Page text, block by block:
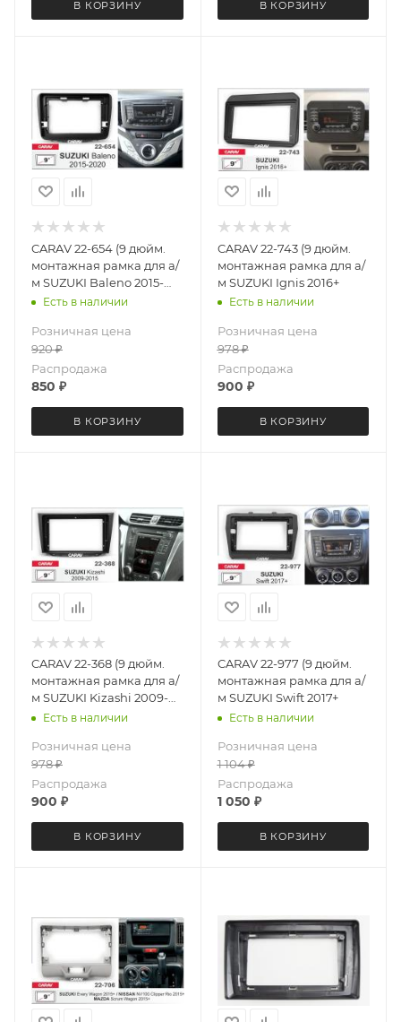
В КОРЗИНУ В КОРЗИНУ
CARAV 22-654 (9 дюйм.
монтажная рамка для а/
м SUZUKI Baleno 2015-
2020Есть в наличии
Розничная цена
920₽
Распродажа
850 ₽
В КОРЗИНУ
CARAV 22-743 (9 дюйм.
монтажная рамка для а/
м SUZUKI Ignis 2016+
Есть в наличии
Розничная цена
978₽
Распродажа
900 ₽
В КОРЗИНУ
CARAV 22-368 (9 дюйм.
монтажная рамка для а/
м SUZUKI Kizashi 2009-
2015Есть в наличии
Розничная цена
978₽
Распродажа
900 ₽
В КОРЗИНУ
CARAV 22-977 (9 дюйм.
монтажная рамка для а/
м SUZUKI Swift 2017+
Есть в наличии
Розничная цена
1 104₽
Распродажа
1 050 ₽
В КОРЗИНУ